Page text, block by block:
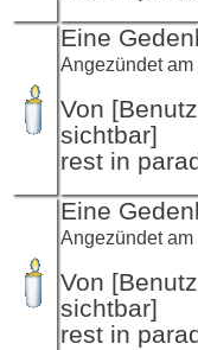
Eine
Angezündet
Von
sichtbar]
rest in
Eine
Angezündet
Von
sichtbar]
rest in